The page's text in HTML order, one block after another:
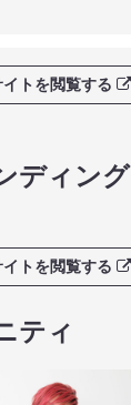
イトを閲覧する
ディング
イトを閲覧する
ティ